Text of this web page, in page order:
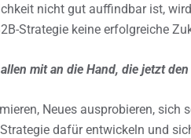
nicht gut auffindbar ist,
Strategie keine erfolgreiche
mit an die Hand, die jetzt
Neues ausprobieren, sich
dafür entwickeln und